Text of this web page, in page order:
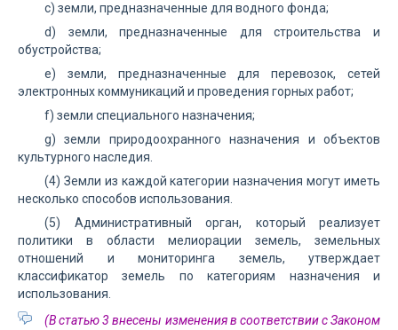
с) земли, предназначенные для водного фонда;
d) земли, предназначенные для строительства и
обустройства;
е) земли, предназначенные для перевозок, сетей
электронных коммуникаций и проведения горных работ;
f) земли специального назначения;
g) земли природоохранного назначения и объектов
культурного наследия.
(4) Земли из каждой категории назначения могут иметь
несколько способов использования.
(5) Административный орган, который реализует
политики в области мелиорации земель, земельных
отношений и мониторинга земель, утверждает
классификатор земель по категориям назначения и
использования.
(В статью 3 внесены изменения в соответствии с Законом